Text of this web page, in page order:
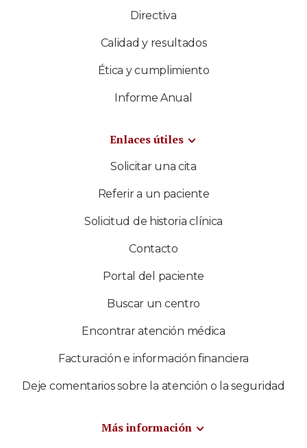
Directiva
Calidad y resultados
Ética y cumplimiento
Informe Anual
Enlaces útiles
Solicitar una cita
Referir a un paciente
Solicitud de historia clínica
Contacto
Portal del paciente
Buscar un centro
Encontrar atención médica
Facturación e información financiera
Deje comentarios sobre la atención o la seguridad
Más información